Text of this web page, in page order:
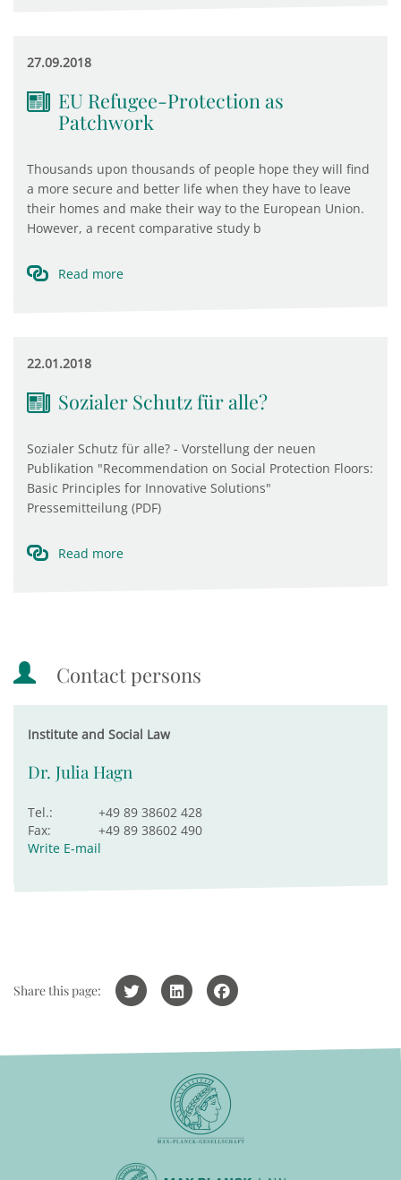
27.09.2018
EU Refugee-Protection as
Patchwork
Thousands upon thousands of people hope they will find
a more secure and better life when they have to leave
their homes and make their way to the European Union.
However, a recent comparative study b
Read more
22.01.2018
Sozialer Schutz für alle?
Sozialer Schutz für alle? - Vorstellung der neuen
Publikation "Recommendation on Social Protection Floors:
Basic Principles for Innovative Solutions"
Pressemitteilung (PDF)
Read more
Contact persons
Institute and Social Law
Dr. Julia Hagn
Tel.:
+49 89 38602 428
Fax:
+49 89 38602 490
Write E-mail
Share this page: